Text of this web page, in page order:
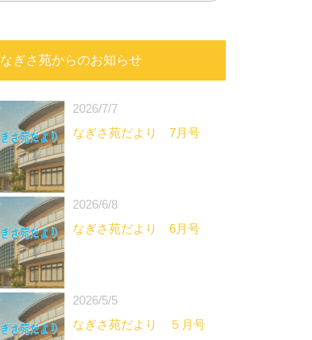
なぎさ苑からのお知らせ
2026/7/7
なぎさ苑だより 7月号
2026/6/8
なぎさ苑だより 6月号
2026/5/5
なぎさ苑だより ５月号